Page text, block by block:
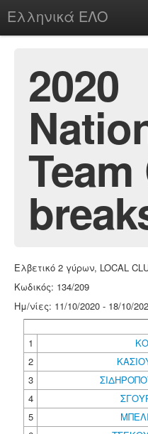
Ελληνικά ΕΛΟ
chesstu.be @ discord
Login
2020
Ελβετικό 2 γύρων, LOCAL
Κωδικός: 134/209
Ημ/νίες: 11/10/2020 - 18/10/
1
2
3
4
5